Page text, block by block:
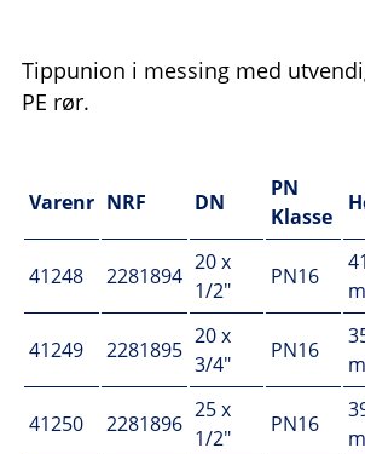
Tippunion i messing med
PE rør.
Varenr NRF DN
PN
Klasse
41248 2281894
20 x
1/2"
PN16
41249 2281895
20 x
3/4"
PN16
41250 2281896
25 x
1/2"
PN16